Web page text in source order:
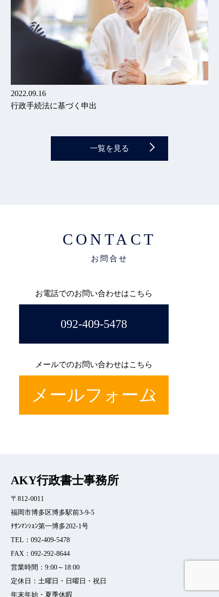
2022.09.16
行政手続法に基づく申出
一覧を見る
CONTACT
お電話でのお問い合わせはこちら
092-409-5478
メールでのお問い合わせはこちら
メールフォーム
AKY行政書士事務所
〒812-0011
福岡市博多区博多駅前3-9-5
ﾁｻﾝﾏﾝｼｮﾝ第一博多202-1号
TEL：092-409-5478
FAX：092-292-8644
営業時間：9:00～18:00
定休日：土曜日・日曜日・祝日
年末年始・夏季休暇